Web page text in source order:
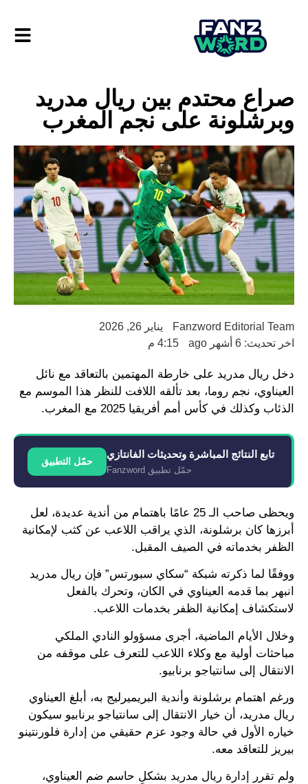
صراع محتدم بين ريال مدريد
وبرشلونة على نجم المغرب
Fanzword Editorial Team
يناير 26, 2026
اخر تحديث: 6 أشهر ago
4:15 م
دخل ريال مدريد على خارطة المهتمين بالتعاقد مع نائل
العيناوي، نجم روما، بعد تألقه اللافت للنظر هذا الموسم مع
الذئاب وكذلك في كأس أمم أفريقيا 2025 مع المغرب.
تابع النتائج المباشرة وتحديثات الفانتازي
حمّل تطبيق Fanzword
حمّل التطبيق
ويحظى صاحب الـ 25 عامًا باهتمام من أندية عديدة، لعل
أبرزها كان برشلونة، الذي يراقب اللاعب عن كثب لإمكانية
الظفر بخدماته في الصيف المقبل.
ووفقًا لما ذكرته شبكة “سكاي سبورتس” فإن ريال مدريد
انبهر بما قدمه العيناوي في الكان، وتحرك بالفعل
لاستكشاف إمكانية الظفر بخدمات اللاعب.
وخلال الأيام الماضية، أجرى مسؤولو النادي الملكي
مباحثات أولية مع وكلاء اللاعب للتعرف على موقفه من
الانتقال إلى سانتياجو برنابيو.
ورغم اهتمام برشلونة وأندية البريميرليج به، أبلغ العيناوي
ريال مدريد، أن خيار الانتقال إلى سانتياجو برنابيو سيكون
خياره الأول في حالة وجود عزم حقيقي من إدارة فلورنتينو
بيريز للتعاقد معه.
ولم تقرر إدارة ريال مدريد بشكلٍ حاسم ضم العيناوي،